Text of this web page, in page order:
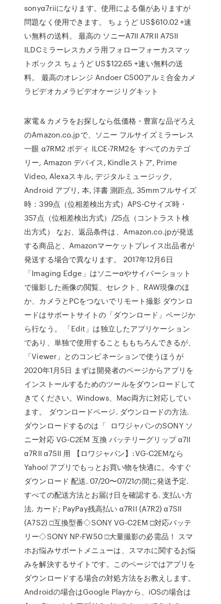
sonyα7riiになります。使用による傷がありますが
問題なく使用できます。 ちょうど US$610.02 +速
い無料の送料。 最高の ソニーA7II A7RII A7SII
ILDCミラーレスカメラ用フォローフォーカスマッ
トボックス ちょうど US$122.65 +速い無料の送
料。 最高のオレンジ Andoer C500アルミ合金カメ
ラビデオカメラビデオケージリグキット
家電＆カメラをお探しなら低価格・豊富な品ぞろえ
のAmazon.co.jpで、ソニー フルサイズミラーレス
一眼 α7RM2 ボディ ILCE-7RM2を すべてのカテゴ
リー, Amazon デバイス, Kindleストア, Prime
Video, Alexaスキル, デジタルミュージック,
Android アプリ, 本, 洋書 測距点, 35mmフルサイズ
時：399点（位相差検出方式）APS-Cサイズ時・
357点（位相差検出方式）/25点（コントラスト検
出方式） なお、返品条件は、Amazon.co.jpが発送
する商品と、Amazonマーケットプレイス出品者が
発送する場合で異なります。 2017年12月6日
「Imaging Edge」はソニーαやサイバーショット
で撮影した画像の閲覧、セレクト、RAW現像のほ
か、カメラとPCをつないでリモート撮影 ダウンロ
ードはサポートサイトの「ダウンロード」ページか
ら行なう。 「Edit」は独立したアプリケーション
であり、単独で使用することももちろんできるが、
「Viewer」とのコンビネーションで使うほうが
2020年1月5日 まずは開発者のページからアプリを
インストールするためのツールをダウンロードして
きてください。Windows、Mac両方に対応してい
ます。 ダウンロードページ. ダウンロードの方法.
ダウンロードするのは「 ロワジャパンのSONY ソ
ニー対応 VG-C2EM 互換 バッテリーグリップ α7II
α7RII α7SII 用 【ロワジャパン】:VG-C2EMなら
Yahoo! アプリでもっとお買い物を快適に。今すぐ
ダウンロード 配送. 07/20〜07/21の間に発送予定.
すべての配送方法とお届け日を確認する. 支払い方
法. カード; PayPay残高払い α7RII (A7R2) α7SII
(A7S2) □互換型番◇SONY VG-C2EM □対応バッテ
リー◇SONY NP-FW50 □大量撮影の必需品！ スマ
ホお悩みサポートメニューは、スマホに関するお悩
みを解決するサイトです。このページではアプリを
ダウンロードする場合の対処方法をお教えします。
Androidの場合はGoogle Playから、iOSの場合は